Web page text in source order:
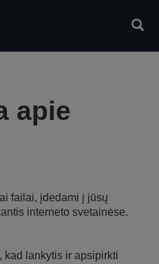
apie
failai, įdedami į jūsų
interneto svetainėse.
kad lankytis ir apsipirkti